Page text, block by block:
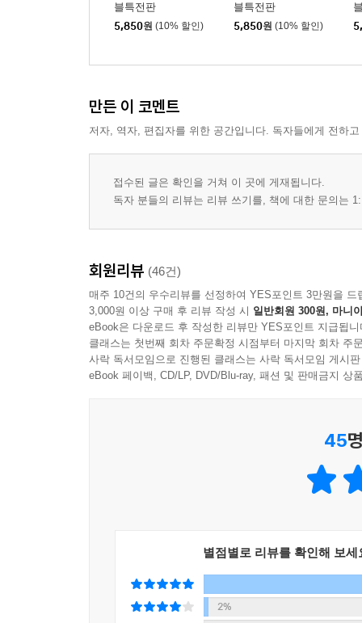
블특전판
5,850원 (10% 할인)
블특전판
5,850원 (10% 할인)
만든 이 코멘트
저자, 역자, 편집자를 위한 공간입니다. 독자들에게 전하
접수된 글은 확인을 거쳐 이 곳에 게재됩니다.
독자 분들의 리뷰는 리뷰 쓰기를, 책에 대한 문의는
회원리뷰 (46건)
매주 10건의 우수리뷰를 선정하여 YES포인트 3만원을 드
3,000원 이상 구매 후 리뷰 작성 시 일반회원 300원, 마니
eBook은 다운로드 후 작성한 리뷰만 YES포인트 지급됩니
클래스는 첫번째 회차 주문확정 시점부터 마지막 회차 주
사락 독서모임으로 진행된 클래스는 사락 독서모임 게시
eBook 페이백, CD/LP, DVD/Blu-ray, 패션 및 판매금지 상
45
별점별로 리뷰를 확인해 보세
2%